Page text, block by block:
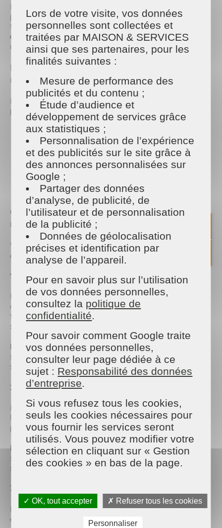
Le savon noir est un
principalement depotasseet d’huiles végétales,
telles que l’huile d’olive. Sa composition en fait un
excellent nettoyant ménager, polyvalent et
respectueux de l’environnement.
Les avantages du savon noir pour le
ménage
Le savon noir présente de nombreux avantages
pour unentretien écologiquede la maison :
Polyvalent: Il nettoie, dégraisse, détache et fait
briller.
Écologique : Sa formule naturelle est sans
produits chimiques, donc respectueuse de
l’environnement.
Économique
nombreux usages.
Comment utiliser le Savon Noir dans la
maison ?
Voici les différentes façons d’intégrer le savon noir
dans vos routines de nettoyage :
1. Nettoyer les Sols
Le savon noir est idéal pour le nettoyage des sols,
qu’ils soient en carrelage, parquet ou béton ciré. Sa
texture douce et dégraissante élimine les tâches
sans endommager les surfaces.
Mode d’emploi: Diluez une cuillère à soupe de
savon noir dans un seau d’eau chaude. Passez la
serpillière, sans rincer pour un résultat optimal.
2. Entretenir la Cuisine
Le savon noir permet de dégraisser efficacement
les surfaces de la cuisine. Il peut être utilisé sur le
plan de travail, la hotte, et même les casseroles.
Mode d’emploi : Appliquez une petite quantité de
savon noir sur une éponge humide et frottez les
surfaces à nettoyer. Rincez à l’eau tiède.
3. Laver la Salle de Bain
Le savon noir est efficace pour désinfecter et
éliminer le calcaire dans la salle de bain.
Lors de votre visite, vos données
personnelles sont collectées et
traitées par MAISON & SERVICES
ainsi que ses partenaires, pour les
finalités suivantes :
Mesure de performance des
publicités et du contenu ;
Étude d’audience et
développement de services grâce
aux statistiques ;
Personnalisation de l’expérience
et des publicités sur le site grâce à
des annonces personnalisées sur
Google ;
Partager des données
d’analyse, de publicité, de
l’utilisateur et de personnalisation
de la publicité ;
Données de géolocalisation
précises et identification par
analyse de l’appareil.
Pour en savoir plus sur l’utilisation
de vos données personnelles,
consultez la politique de
confidentialité.
Pour savoir comment Google traite
vos données personnelles,
consulter leur page dédiée à ce
sujet : Responsabilité des données
d’entreprise.
Si vous refusez tous les cookies,
seuls les cookies nécessaires pour
vous fournir les services seront
utilisés. Vous pouvez modifier votre
sélection en cliquant sur « Gestion
des cookies » en bas de la page.
✓ OK, tout accepter ✗ Refuser tous les cookies
Personnaliser